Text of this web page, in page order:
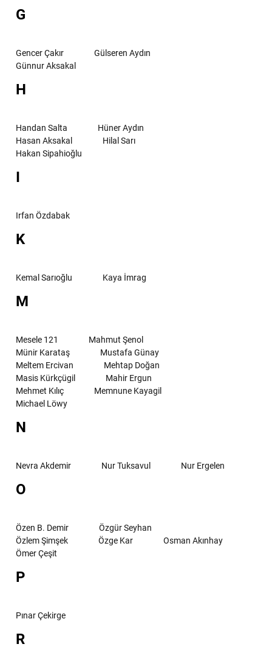
G
Gencer Çakır
Gülseren Aydın
Günnur Aksakal
H
Handan Salta
Hüner Aydın
Hasan Aksakal
Hilal Sarı
Hakan Sipahioğlu
I
Irfan Özdabak
K
Kemal Sarıoğlu Kaya İmrag
M
Mesele 121
Mahmut Şenol
Münir Karataş
Mustafa Günay
Meltem Ercivan
Mehtap Doğan
Masis Kürkçügil
Mahir Ergun
Mehmet Kılıç
Memnune Kayagil
Michael Löwy
N
Nevra Akdemir Nur Tuksavul Nur Ergelen
O
Özen B. Demir
Özgür Seyhan
Özlem Şimşek
Özge Kar
Osman Akınhay
Ömer Çeşit
P
Pınar Çekirge
R